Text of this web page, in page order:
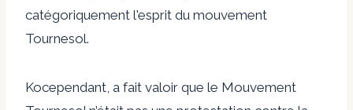
catégoriquement l'esprit du mouvement
Tournesol.
Kocependant, a fait valoir que le Mouvement